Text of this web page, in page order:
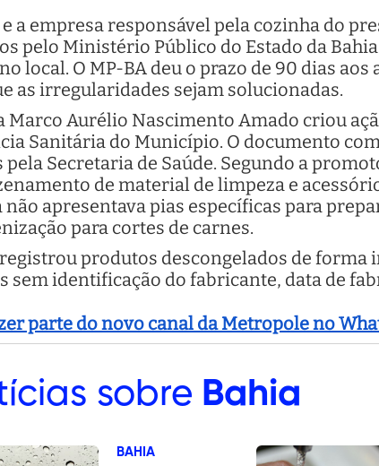
a empresa responsável pela cozinha do
pelo Ministério Público do Estado da
local. O MP-BA deu o prazo de 90 dias
as irregularidades sejam solucionadas.
Marco Aurélio Nascimento Amado criou
Sanitária do Município. O documento
Secretaria de Saúde. Segundo a
de material de limpeza e
apresentava pias específicas para
para cortes de carnes.
produtos descongelados de forma
sem identificação do fabricante, data de
parte do novo canal da Metropole no
sobre Bahia
BAHIA